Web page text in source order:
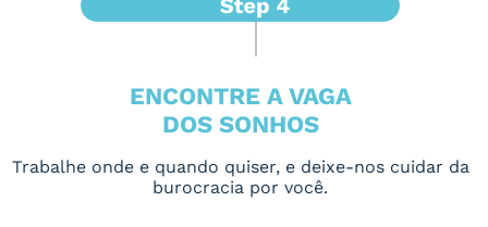
ENCONTRE A VAGA
DOS SONHOS
Trabalhe onde e quando quiser, e deixe-nos cuidar da
burocracia por você.